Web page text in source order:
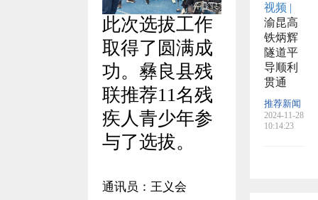
此次选拔工作
取得了圆满成
功。彝良县残
联推荐11名残
疾人青少年参
与了选拔。
通讯员：王义会
视频 |
渝昆高
铁炳辉
隧道平
导顺利
贯通
推荐新闻
2024-11-28
10:14:23